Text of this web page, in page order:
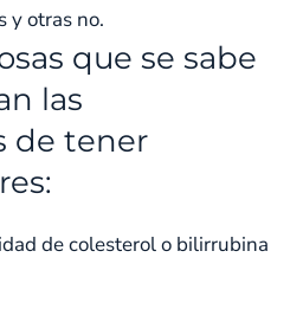
y otras no.
que se sabe
las
de tener
de colesterol o bilirrubina